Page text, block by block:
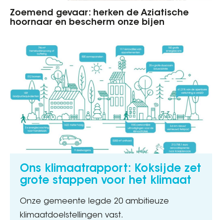
Zoemend gevaar: herken de Aziatische
hoornaar en bescherm onze bijen
Ons klimaatrapport: Koksijde zet
grote stappen voor het klimaat
Onze gemeente legde 20 ambitieuze
klimaatdoelstellingen vast.